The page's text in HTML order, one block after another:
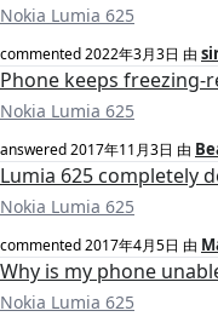
Nokia Lumia 625
commented2022年3月3日 由
Phone keeps
Nokia Lumia 625
answered2017年11月3日 由
Lumia 625 completely
Nokia Lumia 625
commented2017年4月5日 由
Why is my phone
Nokia Lumia 625